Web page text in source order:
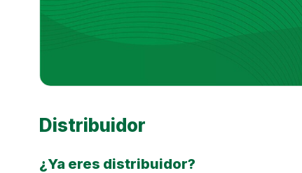
Distribuidor
¿Ya eres distribuidor?